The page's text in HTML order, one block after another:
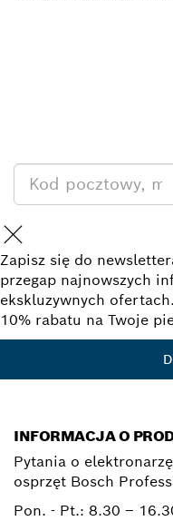
Zapisz się do
przegap najnowszych
ekskluzywnych
10% rabatu na Twoje
INFORMACJA O
Pytania o
osprzęt Bosch
Pon. - Pt.: 8.30 –